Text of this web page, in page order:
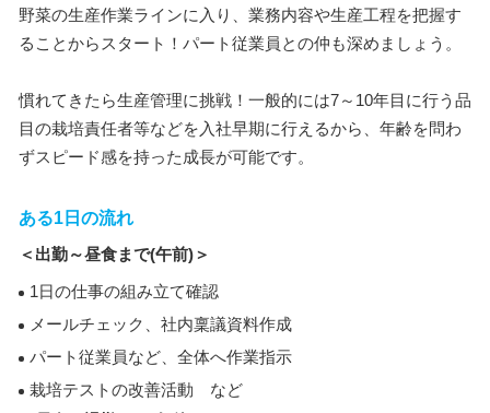
野菜の生産作業ラインに入り、業務内容や生産工程を把握す
ることからスタート！パート従業員との仲も深めましょう。
慣れてきたら生産管理に挑戦！一般的には7～10年目に行う品
目の栽培責任者等などを入社早期に行えるから、年齢を問わ
ずスピード感を持った成長が可能です。
ある1日の流れ
＜出勤～昼食まで(午前)＞
1日の仕事の組み立て確認
メールチェック、社内稟議資料作成
パート従業員など、全体へ作業指示
栽培テストの改善活動 など